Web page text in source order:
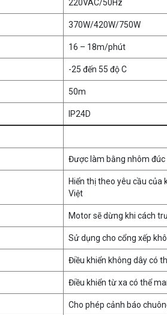
220VAC/50Hz
370W/420W/750W
16 – 18m/phút
-25 đến 55 độ C
50m
IP24D
Được làm bằng nhôm
Hiển thị theo yêu cầu của
Việt
Motor sẽ dừng khi cách
Sử dụng cho cổng xếp
Điều khiển không dây có
Điều khiển từ xa có thể
Cho phép cảnh báo